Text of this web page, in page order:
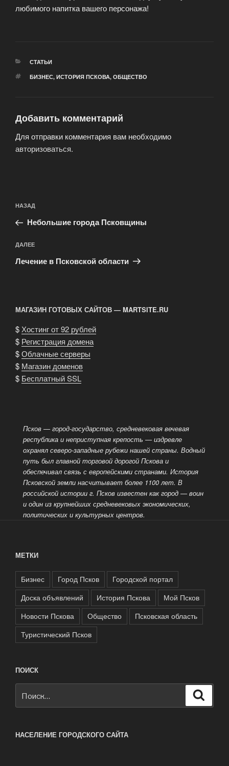
любимого напитка вашего персонажа!
РУБРИКИ
СТАТЬИ
МЕТКИ
БИЗНЕС, ИСТОРИЯ ПСКОВА, ОБЩЕСТВО
Добавить комментарий
Для отправки комментария вам необходимо
авторизоваться.
по
записям
Предыдущая
запись:
НАЗАД
Небольшие города Псковщины
Следующая
запись
ДАЛЕЕ
Лечение в Псковской области
МАГАЗИН ГОТОВЫХ САЙТОВ — MARTSITE.RU
$Хостинг от 92 рублей
$ Регистрация домена
$Облачные серверы
$ Магазин доменов
$ Бесплатный SSL
Псков — город-государство, средневековая вечевая
республика и неприступная крепость — издревле
охранял северо-западные рубежи нашей страны. Водный
путь был главной торговой дорогой Пскова и
обеспечивал связь с европейскими странами. История
Псковской земли насчитывает более 1100 лет. В
российской истории г. Псков известен как город — воин
и один из крупнейших средневековых экономических,
политических и культурных центров.
МЕТКИ
Бизнес Город Псков
Городской портал
Доска объявлений
История Пскова
Мой Псков
Новости Пскова
Общество
Псковская область
Туристический Псков
ПОИСК
НАСЕЛЕНИЕ ГОРОДСКОГО САЙТА